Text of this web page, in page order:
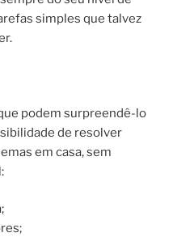
simples que talvez
podem surpreendê-lo
de resolver
em casa, sem